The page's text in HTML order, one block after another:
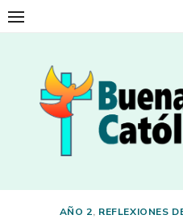
Skip
to
AÑO 2, REFLEXIONES